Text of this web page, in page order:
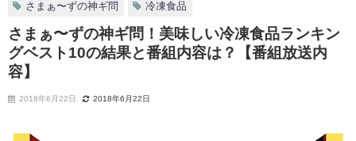
さまぁ〜ずの神ギ問 冷凍食品
さまぁ〜ずの神ギ問！美味しい冷凍食品ランキン
グベスト10の結果と番組内容は？【番組放送内
容】
2018年6月22日 2018年6月22日